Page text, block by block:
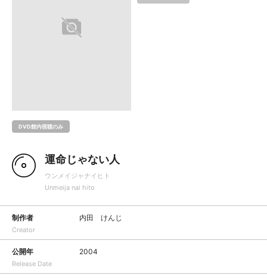
DVD館内視聴のみ
運命じゃない人
ウンメイジャナイヒト
Unmeija nai hito
制作者
Creator
内田 けんじ
公開年
Release Date
2004